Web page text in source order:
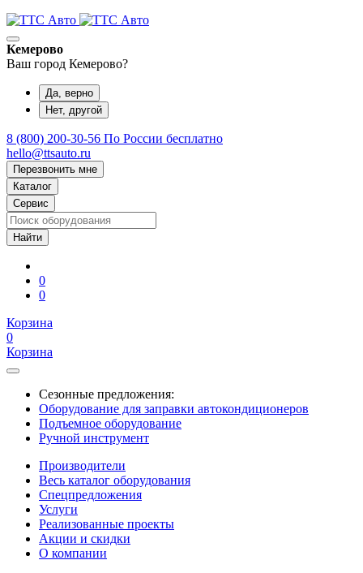
Кемерово
Ваш город Кемерово?
Да, верно
Нет, другой
8 (800) 200-30-56 По России бесплатно
hello@ttsauto.ru
Перезвонить мне
Каталог
Сервис
0
0
Корзина
0
Корзина
Сезонные предложения:
Оборудование для заправки автокондиционеров
Подъемное оборудование
Ручной инструмент
Производители
Весь каталог оборудования
Спецпредложения
Услуги
Реализованные проекты
Акции и скидки
О компании